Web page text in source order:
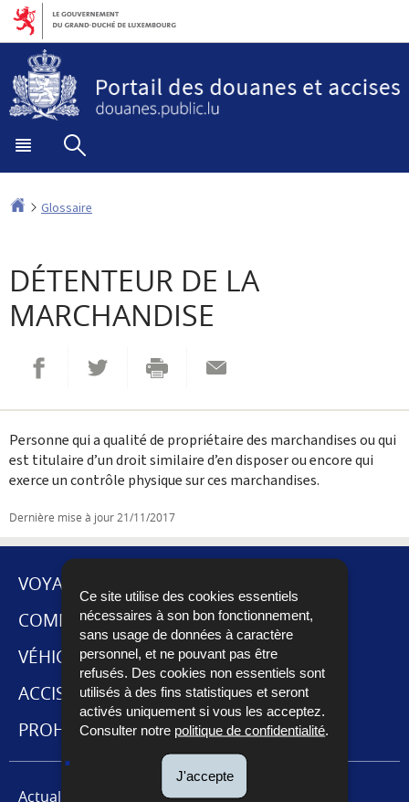
Ce site utilise des cookies essentiels
nécessaires à son bon fonctionnement,
sans usage de données à caractère
personnel, et ne pouvant pas être
refusés. Des cookies non essentiels sont
utilisés à des fins statistiques et seront
activés uniquement si vous les acceptez.
Consulter notre politique de confidentialité.
J'accepte
Aller
navigation
Aller
contenu
Menu
Accueil
Glossaire
DÉTENTEUR DE LA
MARCHANDISE
Personne qui a qualité de propriétaire des marchandises ou qui
est titulaire d’un droit similaire d’en disposer ou encore qui
exerce un contrôle physique sur ces marchandises.
Dernière mise à jour 21/11/2017
MENU
DE
NAVIGATION
VOYAGES ET DÉMÉNAGEMENT
COMMERCE INTERNATIONAL
VÉHICULES
ACCISES ET CABARETAGE
PROHIBITIONS ET RESTRICTIONS
Actualités